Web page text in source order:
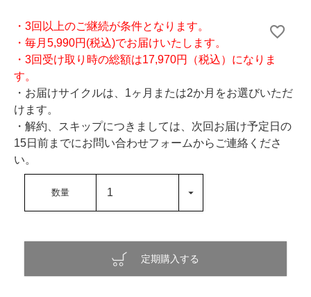
・3回以上のご継続が条件となります。
・毎月5,990円(税込)でお届けいたします。
・3回受け取り時の総額は17,970円（税込）になりま
す。
・お届けサイクルは、1ヶ月または2か月をお選びいただ
けます。
・解約、スキップにつきましては、次回お届け予定日の
15日前までにお問い合わせフォームからご連絡くださ
い。
定期購入する